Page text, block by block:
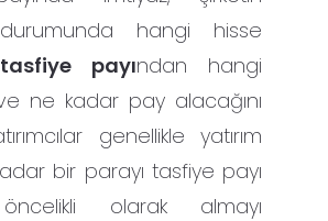
hangi hisse
tasfiye payından hangi
ne kadar pay alacağını
genellikle yatırım
bir parayı tasfiye payı
olarak almayı